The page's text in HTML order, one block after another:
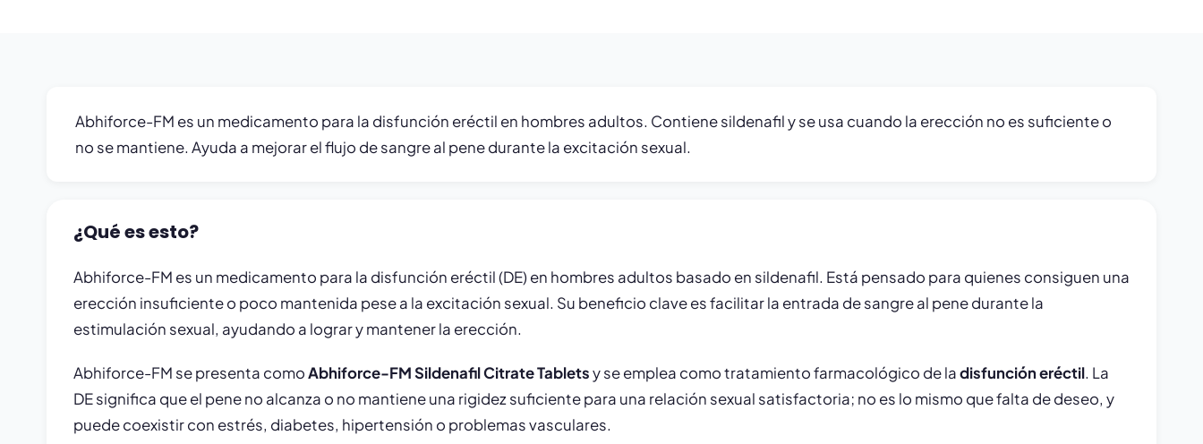
Abhiforce-FM es un medicamento para la disfunción eréctil en hombres adultos. Contiene sildenafil y se usa cuando la erección no es suficiente o
no se mantiene. Ayuda a mejorar el flujo de sangre al pene durante la excitación sexual.
¿Qué es esto?
Abhiforce-FM es un medicamento para la disfunción eréctil (DE) en hombres adultos basado en sildenafil. Está pensado para quienes consiguen una
erección insuficiente o poco mantenida pese a la excitación sexual. Su beneficio clave es facilitar la entrada de sangre al pene durante la
estimulación sexual, ayudando a lograr y mantener la erección.
Abhiforce-FM se presenta comoAbhiforce-FM Sildenafil Citrate Tabletsy se emplea como tratamiento farmacológico de ladisfunción eréctil. La
DE significa que el pene no alcanza o no mantiene una rigidez suficiente para una relación sexual satisfactoria; no es lo mismo que falta de deseo, y
puede coexistir con estrés, diabetes, hipertensión o problemas vasculares.